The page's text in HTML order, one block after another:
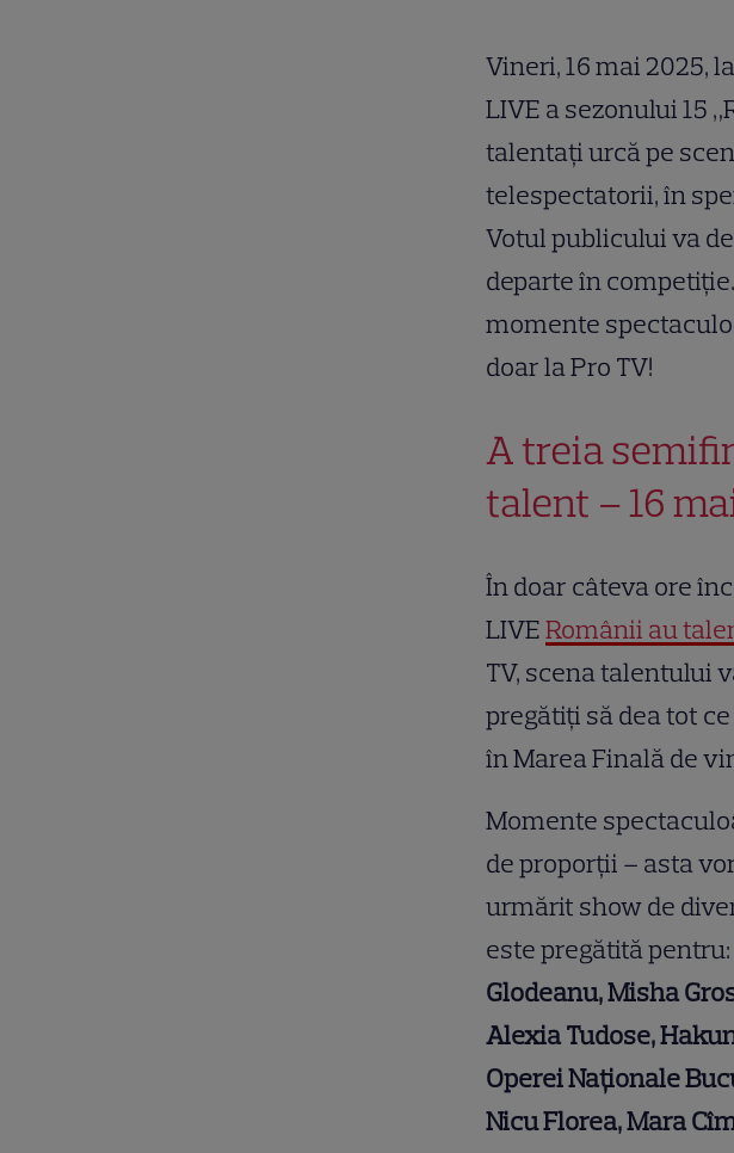
Vineri, 16 mai 2025,
LIVE a sezonului 15
talentați urcă pe
telespectatorii, în
Votul publicului va
departe în
momente
doar la Pro TV!
A treia
talent – 16
În doar câteva ore
LIVERomânii au
TV, scena talentului
pregătiți să dea tot
în Marea Finală de
Momente
de proporții – asta
urmărit show de
este pregătită pentru:
Glodeanu, Misha
Alexia Tudose,
Operei Naționale
Nicu Florea, Mara